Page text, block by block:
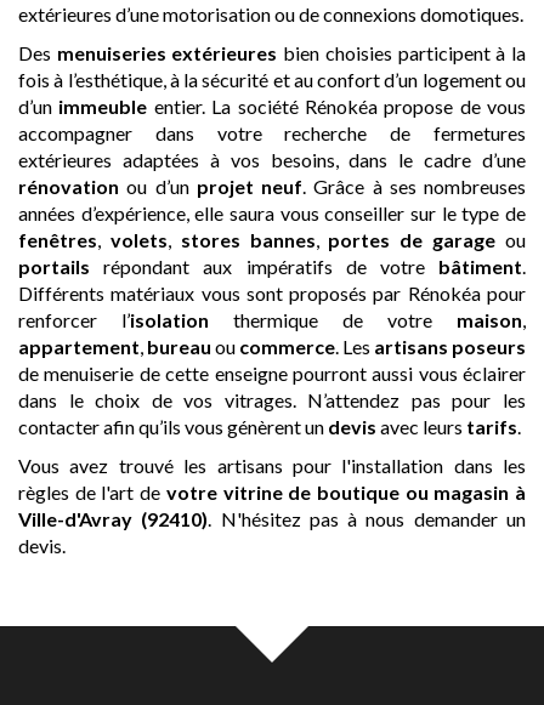
extérieures d’une motorisation ou de connexions domotiques.
Des menuiseries extérieures bien choisies participent à la
fois à l’esthétique, à la sécurité et au confort d’un logement ou
d’un immeuble entier. La société Rénokéa propose de vous
accompagner dans votre recherche de fermetures
extérieures adaptées à vos besoins, dans le cadre d’une
rénovation ou d’un projet neuf . Grâce à ses nombreuses
années d’expérience, elle saura vous conseiller sur le type de
fenêtres
volets stores bannes portes de garage ou
portails répondant aux impératifs de votre bâtiment
Différents matériaux vous sont proposés par Rénokéa pour
renforcer l’isolation thermique de votre maison
appartement bureau ou commerce . Les artisans poseurs
de menuiserie de cette enseigne pourront aussi vous éclairer
dans le choix de vos vitrages. N’attendez pas pour les
contacter afin qu’ils vous génèrent un devis avec leurs tarifs
Vous avez trouvé les artisans pour l'installation dans les
règles de l'art de votre vitrine de boutique ou magasin à
Ville-d'Avray (92410) . N'hésitez pas à nous demander un
devis.